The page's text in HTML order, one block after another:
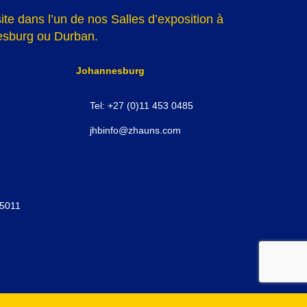
dans l’un de nos Salles d’exposition à
ou Durban.
Johannesburg
Tel: +27 (0)11 453 0485
jhbinfo@zhauns.com